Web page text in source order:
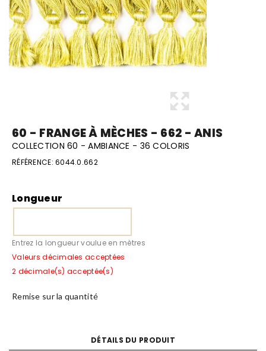
60 - FRANGE À MÈCHES - 662 - ANIS
COLLECTION 60 - AMBIANCE - 36 COLORIS
RÉFÉRENCE: 6044.0.662
Longueur
Entrez la longueur voulue en mètres
Valeurs décimales acceptées
2 décimale(s) acceptée(s)
Remise sur la quantité
DÉTAILS DU PRODUIT